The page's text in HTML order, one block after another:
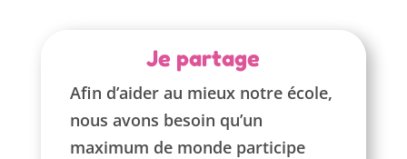
Je partage
Afin d’aider au mieux notre école,
nous avons besoin qu’un
maximum de monde participe